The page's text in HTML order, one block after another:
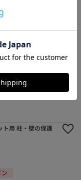
ト用 柱・壁の保護